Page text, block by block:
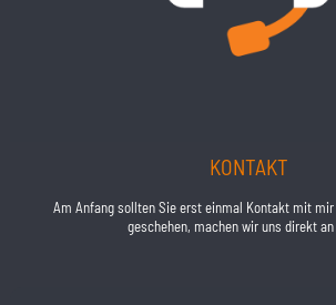
KONTAKT
Am Anfang sollten Sie erst einmal Kontakt mit
geschehen, machen wir uns direkt an